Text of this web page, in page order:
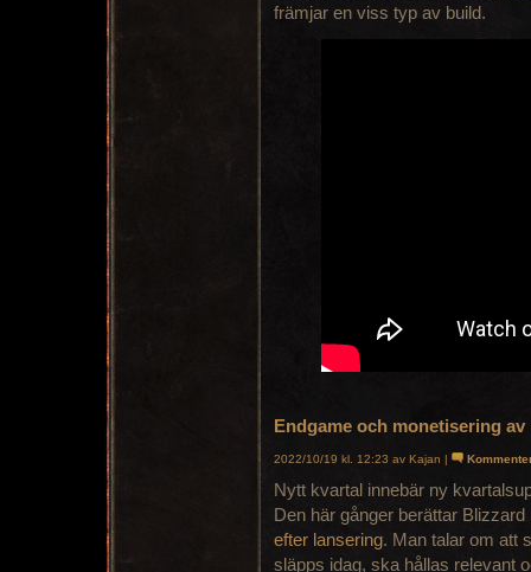
främjar en viss typ av build.
Endgame och monetisering av
2022/10/19 kl. 12:23 av Kajan |
Nytt kvartal innebär ny
Den här gånger berättar
efter lansering. Man talar om att
släpps idag, ska hållas relevant